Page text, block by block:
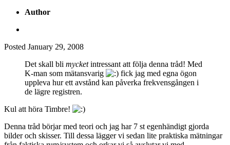
Author
Posted January 29, 2008
Det skall bli mycketintressant att följa denna tråd! Med
K-man som mätansvarig
fick jag med egna ögon
uppleva hur ett avstånd kan påverka frekvensgången i
de lägre registren.
Kul att höra Timbre!
Denna tråd börjar med teori och jag har 7 st egenhändigt gjorda
bilder och skisser. Till dessa lägger vi sedan lite praktiska mätningar